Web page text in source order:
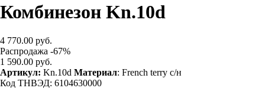
Комбинезон Kn.10d
4 770.00 руб.
Распродажа -67%
1 590.00 руб.
Артикул: Kn.10d Материал: French terry с/н
Код ТНВЭД: 6104630000